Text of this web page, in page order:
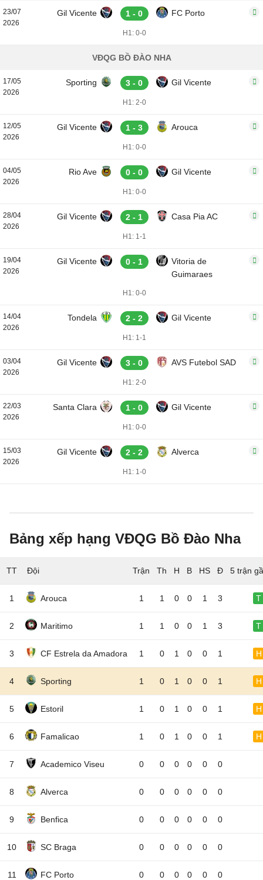
23/07
2026
Gil Vicente 1 - 0 FC Porto
H1: 0-0
VĐQG BỒ ĐÀO NHA
17/05
2026
Sporting 3 - 0 Gil Vicente
H1: 2-0
12/05
2026
Gil Vicente 1 - 3 Arouca
H1: 0-0
04/05
2026
Rio Ave 0 - 0 Gil Vicente
H1: 0-0
28/04
2026
Gil Vicente 2 - 1 Casa Pia AC
H1: 1-1
19/04
2026
Gil Vicente 0 - 1
Vitoria de
Guimaraes
H1: 0-0
14/04
2026
Tondela 2 - 2 Gil Vicente
H1: 1-1
03/04
2026
Gil Vicente 3 - 0 AVS Futebol SAD
H1: 2-0
22/03
2026
Santa Clara 1 - 0 Gil Vicente
H1: 0-0
15/03
2026
Gil Vicente 2 - 2 Alverca
H1: 1-0
Bảng xếp hạng VĐQG Bồ Đào Nha
TT Đội 5 trận
1 Arouca 1 1 0 0 1 3 T
2 Maritimo 1 1 0 0 1 3 T
3 CF Estrela da Amadora 1 0 1 0 0 1 H
4 Sporting 1 0 1 0 0 1 H
5 Estoril 1 0 1 0 0 1 H
6 Famalicao 1 0 1 0 0 1 H
7 Academico Viseu 0 0 0 0 0 0
8 Alverca 0 0 0 0 0 0
9 Benfica 0 0 0 0 0 0
10 SC Braga 0 0 0 0 0 0
11 FC Porto 0 0 0 0 0 0